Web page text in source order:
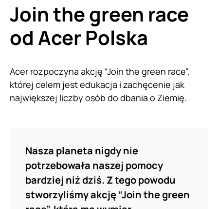
Join the green race
od Acer Polska
Acer rozpoczyna akcję “Join the green race”,
której celem jest edukacja i zachęcenie jak
największej liczby osób do dbania o Ziemię.
Nasza planeta nigdy nie
potrzebowała naszej pomocy
bardziej niż dziś. Z tego powodu
stworzyliśmy akcję “Join the green